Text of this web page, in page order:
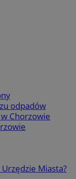
odpadów
Chorzowie
Urzędzie Miasta?